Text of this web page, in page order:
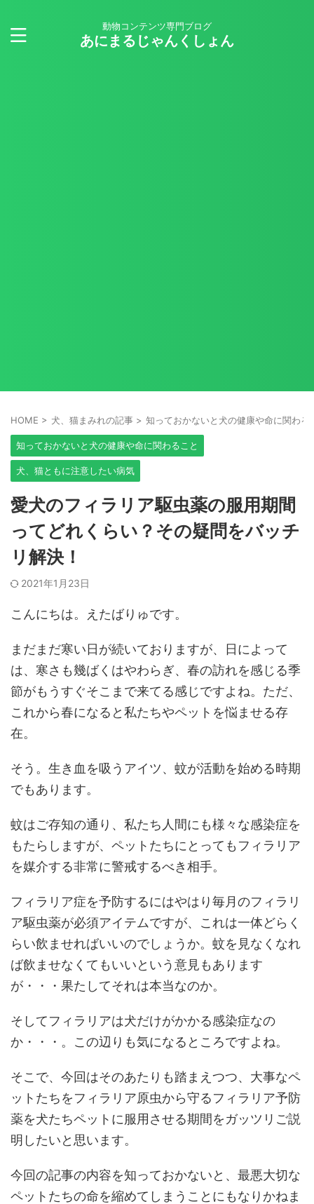
動物コンテンツ専門ブログ
あにまるじゃんくしょん
HOME > 犬、猫まみれの記事 > 知っておかないと犬の健康や命に関わる
知っておかないと犬の健康や命に関わること
犬、猫ともに注意したい病気
愛犬のフィラリア駆虫薬の服用期間
ってどれくらい？その疑問をバッチ
リ解決！
2021年1月23日
こんにちは。えたばりゅです。
まだまだ寒い日が続いておりますが、日によって
は、寒さも幾ばくはやわらぎ、春の訪れを感じる季
節がもうすぐそこまで来てる感じですよね。ただ、
これから春になると私たちやペットを悩ませる存
在。
そう。生き血を吸うアイツ、蚊が活動を始める時期
でもあります。
蚊はご存知の通り、私たち人間にも様々な感染症を
もたらしますが、ペットたちにとってもフィラリア
を媒介する非常に警戒するべき相手。
フィラリア症を予防するにはやはり毎月のフィラリ
ア駆虫薬が必須アイテムですが、これは一体どらく
らい飲ませればいいのでしょうか。蚊を見なくなれ
ば飲ませなくてもいいという意見もあります
が・・・果たしてそれは本当なのか。
そしてフィラリアは犬だけがかかる感染症なの
か・・・。この辺りも気になるところですよね。
そこで、今回はそのあたりも踏まえつつ、大事なペ
ットたちをフィラリア原虫から守るフィラリア予防
薬を犬たちペットに服用させる期間をガッツリご説
明したいと思います。
今回の記事の内容を知っておかないと、最悪大切な
ペットたちの命を縮めてしまうことにもなりかねま